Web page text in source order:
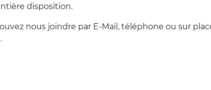
disposition.
nous joindre par E-Mail, téléphone ou sur